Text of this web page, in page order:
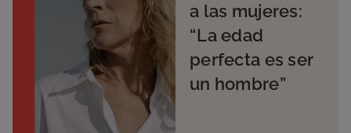
a las mujeres:
“La edad
perfecta es ser
un hombre”